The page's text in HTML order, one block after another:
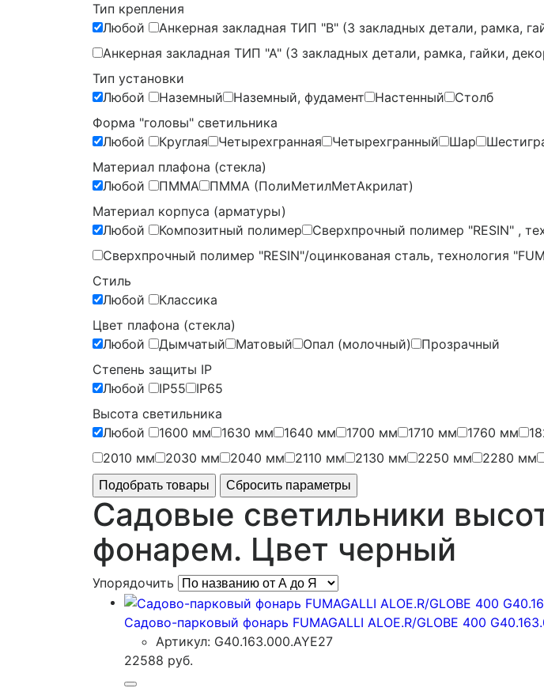
Тип крепления
Любой
Анкерная закладная ТИП "B" (3 закладных детали, рамка,
Анкерная закладная ТИП "А" (3 закладных детали, рамка, гайки,
Тип установки
Любой
Наземный Наземный, фудамент Настенный
Столб
Форма "головы" светильника
Любой
Круглая Четырехгранная Четырехгранный Шар
Материал плафона (стекла)
Любой
ПММА
ПММА (ПолиМетилМетАкрилат)
Материал корпуса (арматуры)
Любой
Композитный полимер
Сверхпрочный полимер "RESIN" ,
Сверхпрочный полимер "RESIN"/оцинкованая сталь, технология
Стиль
Любой
Классика
Цвет плафона (стекла)
Любой
Дымчатый Матовый Опал (молочный)
Прозрачный
Степень защиты IP
Любой
IP55
IP65
Высота светильника
Любой
1600 мм 1630 мм 1640 мм 1700 мм 1710 мм 1760 мм
2010 мм
2030 мм 2040 мм 2110 мм 2130 мм 2250 мм 2280 мм
Садовые светильники
фонарем. Цвет черный
Упорядочить
Садово-парковый фонарь FUMAGALLI ALOE.R/GLOBE 400
Артикул: G40.163.000.AYE27
22588 руб.